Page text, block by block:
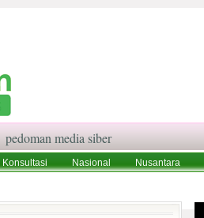
pedoman media siber
Konsultasi Nasional Nusantara